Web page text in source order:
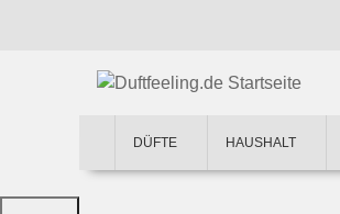
DÜFTE HAUSHALT